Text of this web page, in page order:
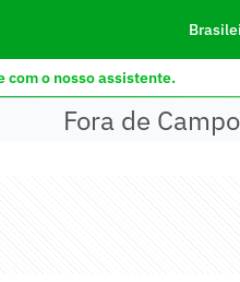
com o nosso assistente.
Fora de Campo